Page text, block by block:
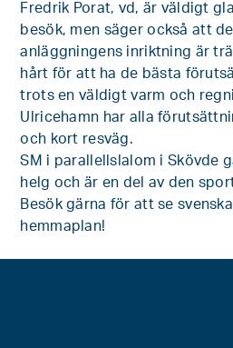
Fredrik Porat, vd, är väldigt
besök, men säger också att
anläggningens inriktning är
hårt för att ha de bästa
trots en väldigt varm och
Ulricehamn har alla
och kort resväg.
SM i parallellslalom i Skövde
helg och är en del av den
Besök gärna för att se
hemmaplan!